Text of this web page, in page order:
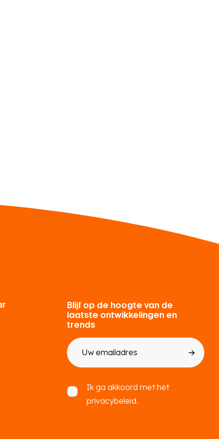
Blijf op de hoogte van de
laatste ontwikkelingen en
trends
E-
mailadres
Ik ga akkoord met het
privacybeleid.